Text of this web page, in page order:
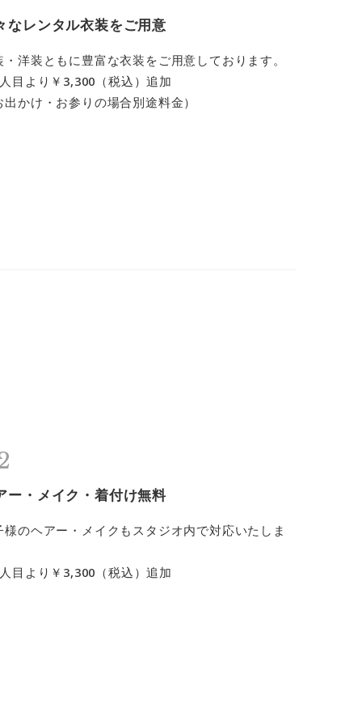
なレンタル衣装をご用意
・洋装ともに豊富な衣装をご用意しております。
目より￥3,300（税込）追加
出かけ・お参りの場合別途料金）
ー・メイク・着付け無料
様のヘアー・メイクもスタジオ内で対応いたしま
目より￥3,300（税込）追加